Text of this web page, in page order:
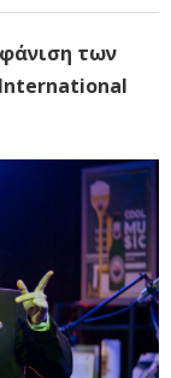
των
International